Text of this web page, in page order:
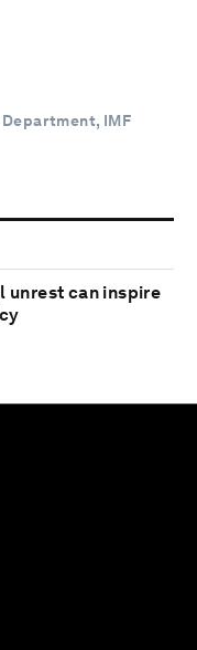
IMF
unrest can inspire